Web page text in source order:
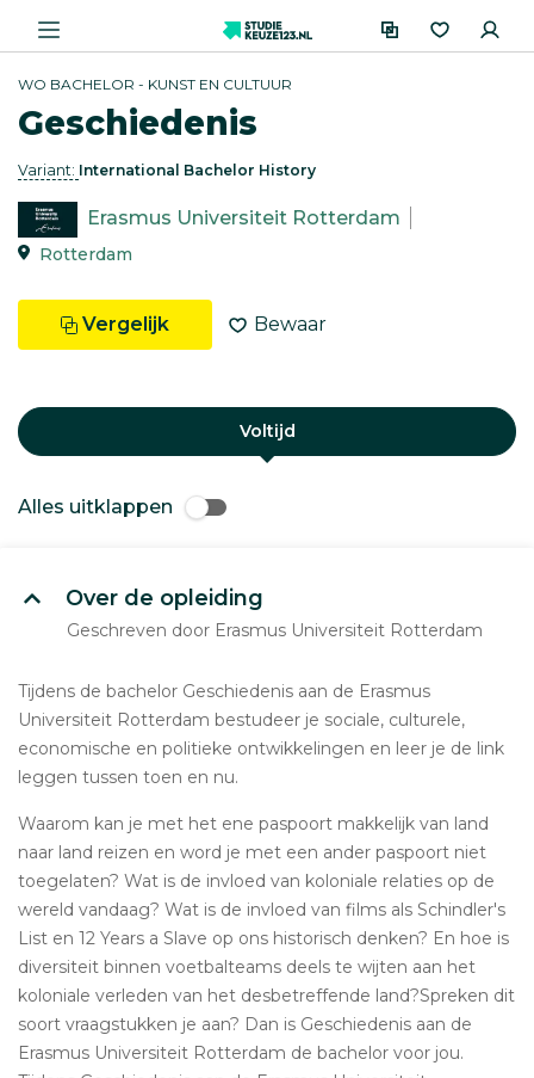
WO BACHELOR - KUNST EN CULTUUR
Geschiedenis
Variant: International Bachelor History
Erasmus Universiteit Rotterdam
Rotterdam
Vergelijk Bewaar
Voltijd
Alles uitklappen
Over de opleiding
Geschreven door Erasmus Universiteit Rotterdam
Tijdens de bachelor Geschiedenis aan de Erasmus
Universiteit Rotterdam bestudeer je sociale, culturele,
economische en politieke ontwikkelingen en leer je de link
leggen tussen toen en nu.
Waarom kan je met het ene paspoort makkelijk van land
naar land reizen en word je met een ander paspoort niet
toegelaten? Wat is de invloed van koloniale relaties op de
wereld vandaag? Wat is de invloed van films als Schindler's
List en 12 Years a Slave op ons historisch denken? En hoe is
diversiteit binnen voetbalteams deels te wijten aan het
koloniale verleden van het desbetreffende land?Spreken dit
soort vraagstukken je aan? Dan is Geschiedenis aan de
Erasmus Universiteit Rotterdam de bachelor voor jou.